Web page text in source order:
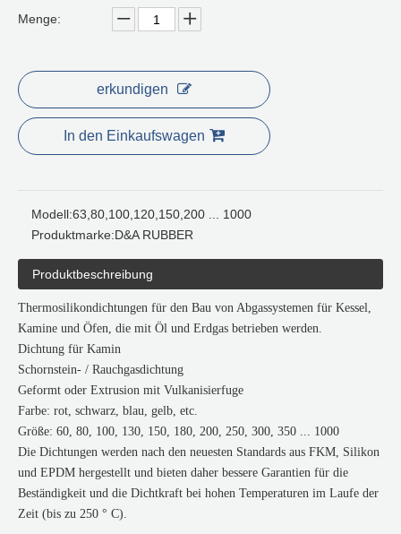
Menge:
erkundigen
In den Einkaufswagen
Modell:63,80,100,120,150,200 ... 1000
Produktmarke:D&A RUBBER
Produktbeschreibung
Thermosilikondichtungen für den Bau von Abgassystemen für Kessel,
Kamine und Öfen, die mit Öl und Erdgas betrieben werden.
Dichtung für Kamin
Schornstein- / Rauchgasdichtung
Geformt oder Extrusion mit Vulkanisierfuge
Farbe: rot, schwarz, blau, gelb, etc.
Größe: 60, 80, 100, 130, 150, 180, 200, 250, 300, 350 ... 1000
Die Dichtungen werden nach den neuesten Standards aus FKM, Silikon
und EPDM hergestellt und bieten daher bessere Garantien für die
Beständigkeit und die Dichtkraft bei hohen Temperaturen im Laufe der
Zeit (bis zu 250 ° C).